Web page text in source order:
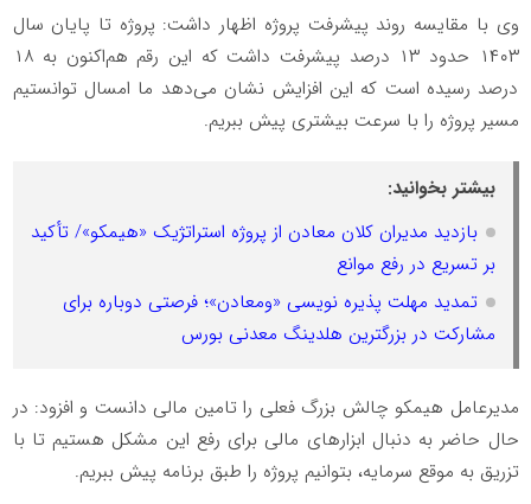
وی با مقایسه روند پیشرفت پروژه اظهار داشت: پروژه تا پایان سال
۱۴۰۳ حدود ۱۳ درصد پیشرفت داشت که این رقم هم‌اکنون به ۱۸
درصد رسیده است که این افزایش نشان می‌دهد ما امسال توانستیم
مسیر پروژه را با سرعت بیشتری پیش ببریم.
بیشتر بخوانید:
بازدید مدیران کلان معادن از پروژه استراتژیک «هیمکو»/ تأکید
بر تسریع در رفع موانع
تمدید مهلت پذیره نویسی «ومعادن»؛ فرصتی دوباره برای
مشارکت در بزرگترین هلدینگ معدنی بورس
مدیرعامل هیمکو چالش بزرگ فعلی را تامین مالی دانست و افزود: در
حال حاضر به دنبال ابزارهای مالی برای رفع این مشکل هستیم تا با
تزریق به موقع سرمایه، بتوانیم پروژه را طبق برنامه پیش ببریم.